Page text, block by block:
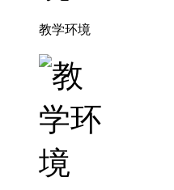
教学环境